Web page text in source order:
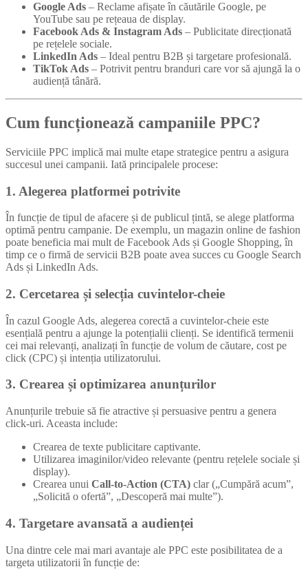
Google Ads – Reclame afișate în căutările Google, pe
YouTube sau pe rețeaua de display.
Facebook Ads & Instagram Ads – Publicitate direcționată
pe rețelele sociale.
LinkedIn Ads – Ideal pentru B2B și targetare profesională.
TikTok Ads – Potrivit pentru branduri care vor să ajungă la o
audiență tânără.
Cum funcționează campaniile PPC?
Serviciile PPC implică mai multe etape strategice pentru a asigura
succesul unei campanii. Iată principalele procese:
1. Alegerea platformei potrivite
În funcție de tipul de afacere și de publicul țintă, se alege platforma
optimă pentru campanie. De exemplu, un magazin online de fashion
poate beneficia mai mult de Facebook Ads și Google Shopping, în
timp ce o firmă de servicii B2B poate avea succes cu Google Search
Ads și LinkedIn Ads.
2. Cercetarea și selecția cuvintelor-cheie
În cazul Google Ads, alegerea corectă a cuvintelor-cheie este
esențială pentru a ajunge la potențialii clienți. Se identifică termenii
cei mai relevanți, analizați în funcție de volum de căutare, cost pe
click (CPC) și intenția utilizatorului.
3. Crearea și optimizarea anunțurilor
Anunțurile trebuie să fie atractive și persuasive pentru a genera
click-uri. Aceasta include:
Crearea de texte publicitare captivante.
Utilizarea imaginilor/video relevante (pentru rețelele sociale și
display).
Crearea unui Call-to-Action (CTA) clar („Cumpără acum”,
„Solicită o ofertă”, „Descoperă mai multe”).
4. Targetare avansată a audienței
Una dintre cele mai mari avantaje ale PPC este posibilitatea de a
targeta utilizatorii în funcție de: